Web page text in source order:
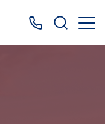
Bel ons: 0499